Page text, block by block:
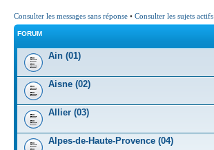
Consulter les messages sans réponse • Consulter les sujets actifs
FORUM
Ain (01)
Aisne (02)
Allier (03)
Alpes-de-Haute-Provence (04)